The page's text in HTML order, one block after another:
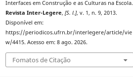
Interfaces em Construção e as Culturas na Escola.
Revista Inter-Legere,[S. l.], v. 1, n. 9, 2013.
Disponível em:
https://periodicos.ufrn.br/interlegere/article/vie
w/4415. Acesso em: 8 ago. 2026.
Fomatos de Citação